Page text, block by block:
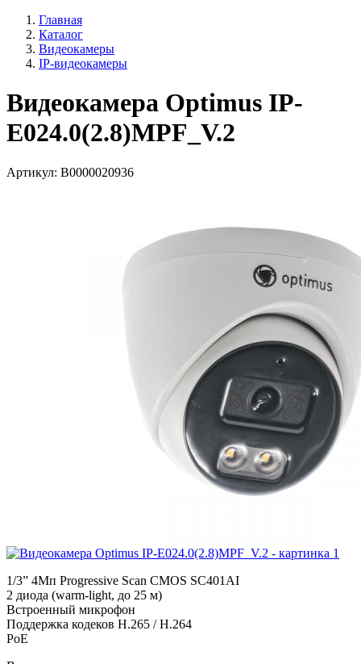
Главная
Каталог
Видеокамеры
IP-видеокамеры
Видеокамера Optimus IP-
E024.0(2.8)MPF_V.2
Артикул: В0000020936
1/3” 4Мп Progressive Scan CMOS SC401AI
2 диода (warm-light, до 25 м)
Встроенный микрофон
Поддержка кодеков H.265 / H.264
PoE